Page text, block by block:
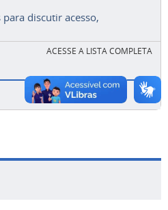
discutir acesso,
ACESSE A LISTA COMPLETA